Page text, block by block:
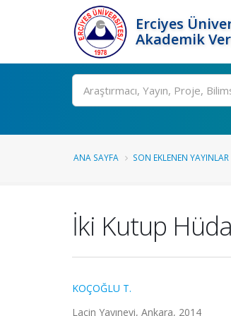
Erciyes
Akademik
Ara
ANA SAYFA SON EKLENEN YAYINLAR
İki Kutup
KOÇOĞLU T.
Laçin Yayınevi, Ankara, 2014